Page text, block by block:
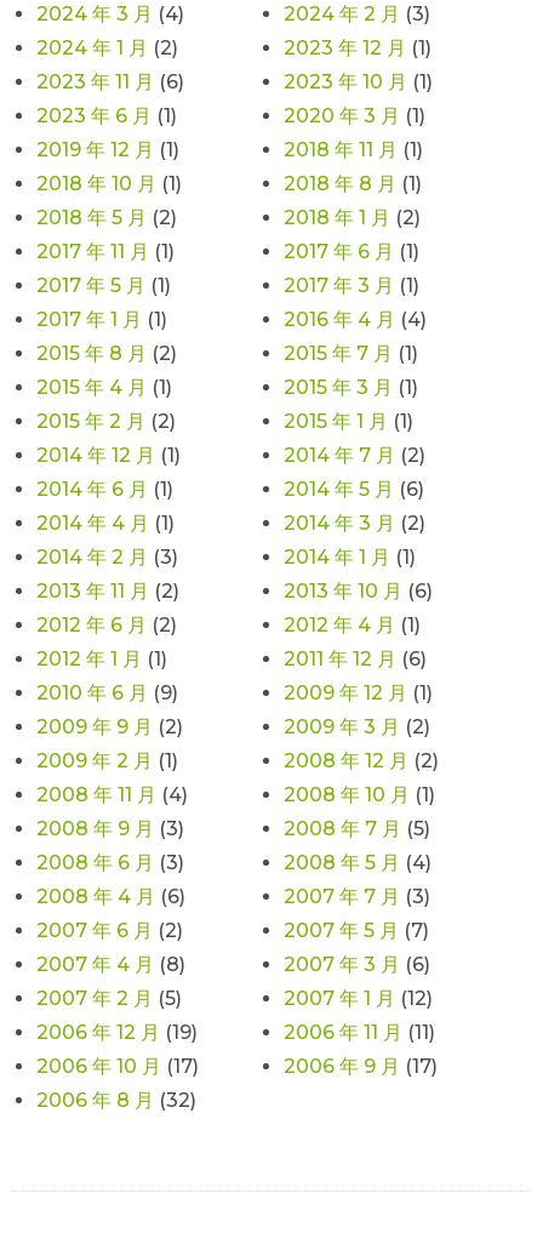
2024 年 3 月 (4) 2024 年 2 月 (3)
2024 年 1 月 (2) 2023 年 12 月 (1)
2023 年 11 月 (6) 2023 年 10 月 (1)
2023 年 6 月 (1) 2020 年 3 月 (1)
2019 年 12 月 (1) 2018 年 11 月 (1)
2018 年 10 月 (1) 2018 年 8 月 (1)
2018 年 5 月 (2) 2018 年 1 月 (2)
2017 年 11 月 (1) 2017 年 6 月 (1)
2017 年 5 月 (1) 2017 年 3 月 (1)
2017 年 1 月 (1) 2016 年 4 月 (4)
2015 年 8 月 (2) 2015 年 7 月 (1)
2015 年 4 月 (1) 2015 年 3 月 (1)
2015 年 2 月 (2) 2015 年 1 月 (1)
2014 年 12 月 (1) 2014 年 7 月 (2)
2014 年 6 月 (1) 2014 年 5 月 (6)
2014 年 4 月 (1) 2014 年 3 月 (2)
2014 年 2 月 (3) 2014 年 1 月 (1)
2013 年 11 月 (2) 2013 年 10 月 (6)
2012 年 6 月 (2) 2012 年 4 月 (1)
2012 年 1 月 (1) 2011 年 12 月 (6)
2010 年 6 月 (9) 2009 年 12 月 (1)
2009 年 9 月 (2) 2009 年 3 月 (2)
2009 年 2 月 (1) 2008 年 12 月 (2)
2008 年 11 月 (4) 2008 年 10 月 (1)
2008 年 9 月 (3) 2008 年 7 月 (5)
2008 年 6 月 (3) 2008 年 5 月 (4)
2008 年 4 月 (6) 2007 年 7 月 (3)
2007 年 6 月 (2) 2007 年 5 月 (7)
2007 年 4 月 (8) 2007 年 3 月 (6)
2007 年 2 月 (5) 2007 年 1 月 (12)
2006 年 12 月 (19) 2006 年 11 月 (11)
2006 年 10 月 (17) 2006 年 9 月 (17)
2006 年 8 月 (32)